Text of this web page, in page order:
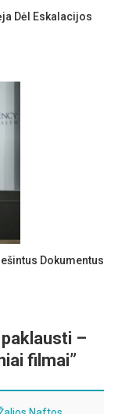
Dėl Eskalacijos
Dokumentus
–
filmai”